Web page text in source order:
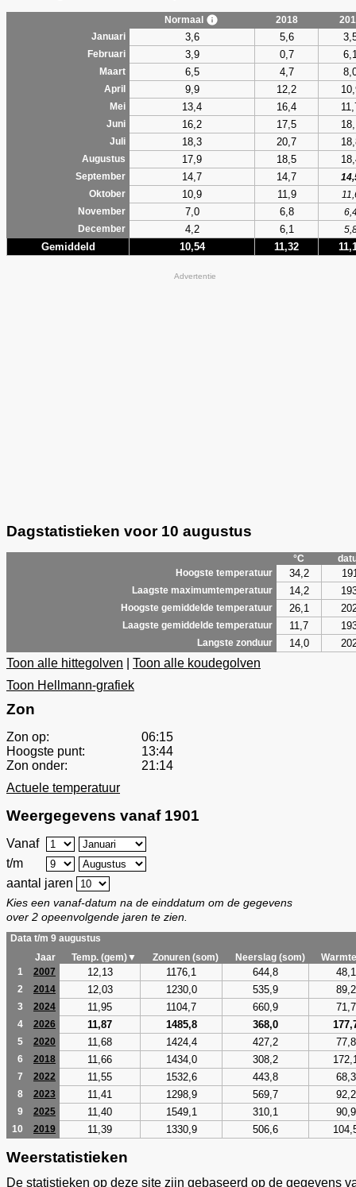
Normaal 2018
Januari
3,6 5,6
Februari 3,9 0,7
Maart 6,5 4,7
April 9,9 12,2
Mei 13,4 16,4
Juni 16,2 17,5
Juli 18,3 20,7
Augustus 17,9 18,5
September 14,7 14,7
Oktober
10,9 11,9
November
7,0 6,8
December
4,2 6,1
Gemiddeld 10,54 11,32
Advertentie
Dagstatistieken voor 10 augustus
°C
Hoogste temperatuur
34,2
Laagste maximumtemperatuur 14,2
Hoogste gemiddelde temperatuur 26,1
Laagste gemiddelde temperatuur 11,7
Langste zonduur 14,0
Toon alle hittegolven
Toon alle koudegolven
Toon Hellmann-grafiek
Zon
Zon op:
06:15
Hoogste punt:
13:44
Zon onder:
21:14
Actuele temperatuur
Weergegevens vanaf 1901
Vanaf
t/m
aantal jaren
Kies een vanaf-datum na de einddatum om de gegevens
over 2 opeenvolgende jaren te zien.
Data t/m 9 augustus
Jaar
Temp. (gem)▼ Zonuren (som) Neerslag (som)
1
2007 12,13 1176,1 644,8 48,1
2 2014 12,03 1230,0 535,9 89,2
3 2024 11,95 1104,7 660,9 71,7
4 2026 11,87 1485,8 368,0
5 2020 11,68 1424,4 427,2 77,8
6 2018 11,66 1434,0 308,2
7 2022 11,55 1532,6 443,8 68,3
8 2023 11,41 1298,9 569,7 92,2
9 2025 11,40 1549,1 310,1 90,9
10 2019 11,39 1330,9 506,6
Weerstatistieken
De statistieken op deze site zijn gebaseerd op de gegevens